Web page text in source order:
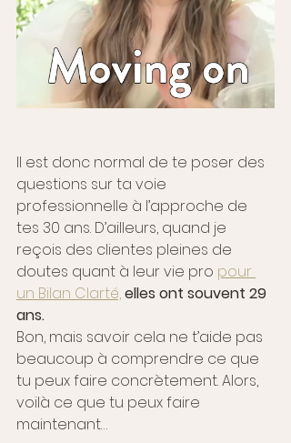
Il est donc normal de te poser des
questions sur ta voie
professionnelle à l’approche de
tes 30 ans. D’ailleurs, quand je
reçois des clientes pleines de
doutes quant à leur vie pro pour
un Bilan Clarté,elles ont souvent 29
ans.
Bon, mais savoir cela ne t’aide pas
beaucoup à comprendre ce que
tu peux faire concrètement. Alors,
voilà ce que tu peux faire
maintenant…